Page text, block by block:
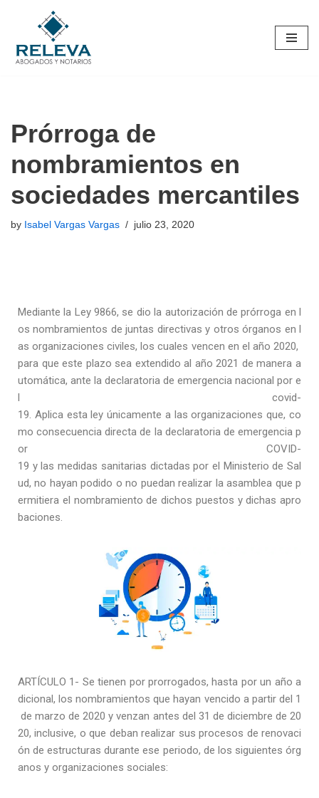
to
Prórroga de
nombramientos en
sociedades mercantiles
by Isabel Vargas Vargas julio 23, 2020
Mediante la Ley 9866, se dio la autorización de prórroga en l
os nombramientos de juntas directivas y otros órganos en l
as organizaciones civiles, los cuales vencen en el año 2020,
para que este plazo sea extendido al año 2021 de manera a
utomática, ante la declaratoria de emergencia nacional por e
l covid-
19. Aplica esta ley únicamente a las organizaciones que, co
mo consecuencia directa de la declaratoria de emergencia p
or COVID-
19 y las medidas sanitarias dictadas por el Ministerio de Sal
ud, no hayan podido o no puedan realizar la asamblea que p
ermitiera el nombramiento de dichos puestos y dichas apro
baciones.
ARTÍCULO 1- Se tienen por prorrogados, hasta por un año a
dicional, los nombramientos que hayan vencido a partir del 1
de marzo de 2020 y venzan antes del 31 de diciembre de 20
20, inclusive, o que deban realizar sus procesos de renovaci
ón de estructuras durante ese periodo, de los siguientes órg
anos y organizaciones sociales: